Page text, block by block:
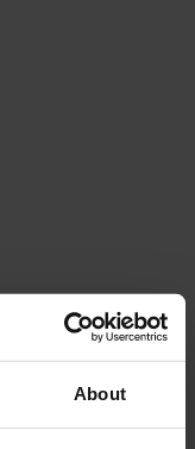
About